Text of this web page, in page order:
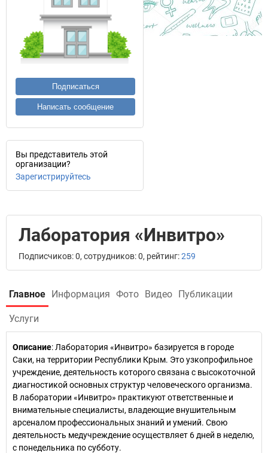
Подписаться
Написать сообщение
Вы представитель этой
организации?
Зарегистрируйтесь
Лаборатория «Инвитро»
Подписчиков: 0, сотрудников: 0, рейтинг:259
Главное Информация Фото Видео Публикации
Услуги
Описание: Лаборатория «Инвитро» базируется в городе
Саки, на территории Республики Крым. Это узкопрофильное
учреждение, деятельность которого связана с высокоточной
диагностикой основных структур человеческого организма.
В лаборатории «Инвитро» практикуют ответственные и
внимательные специалисты, владеющие внушительным
арсеналом профессиональных знаний и умений. Свою
деятельность медучреждение осуществляет 6 дней в неделю,
с понедельника по субботу.